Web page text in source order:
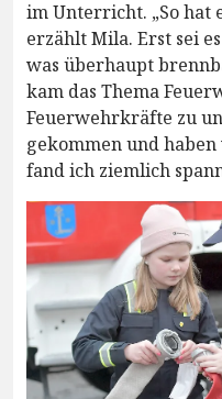
im Unterricht. „So hat
erzählt Mila. Erst sei
was überhaupt
kam das Thema
Feuerwehrkräfte zu
gekommen und
fand ich ziemlich